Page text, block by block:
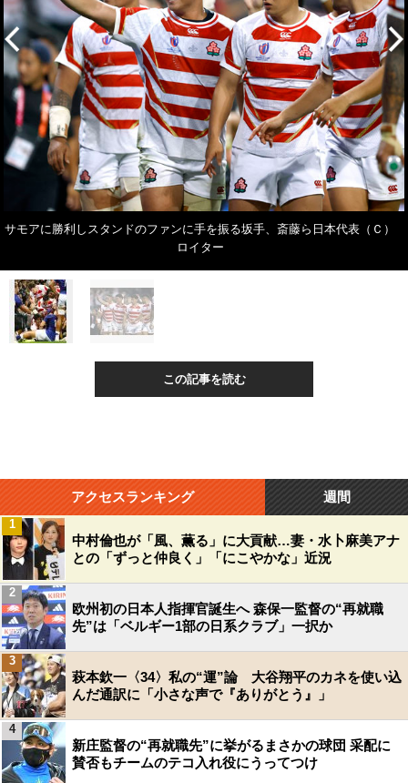
サモアに勝利しスタンドのファンに手を振る坂手、斎藤ら日本代表（Ｃ）
ロイター
この記事を読む
アクセスランキング 週間
中村倫也が「風、薫る」に大貢献…妻・水卜麻美アナ
との「ずっと仲良く」「にこやかな」近況
1
欧州初の日本人指揮官誕生へ 森保一監督の“再就職
先”は「ベルギー1部の日系クラブ」一択か
2
萩本欽一〈34〉私の“運”論 大谷翔平のカネを使い込
んだ通訳に「小さな声で『ありがとう』」
3
新庄監督の“再就職先”に挙がるまさかの球団 采配に
賛否もチームのテコ入れ役にうってつけ
4